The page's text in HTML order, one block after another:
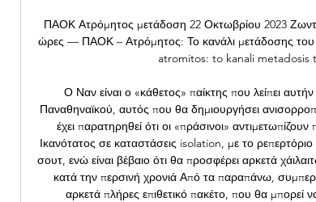
ΠΑΟΚ Ατρόμητος μετάδοση 22 Οκτωβρίου 2023
ώρες — ΠΑΟΚ – Ατρόμητος: Το κανάλι μετάδοσης του
atromitos: to kanali metadosis
Ο Ναν είναι ο «κάθετος» παίκτης που λείπει
Παναθηναϊκού, αυτός που θα δημιουργήσει
έχει παρατηρηθεί ότι οι «πράσινοι»
Ικανότατος σε καταστάσεις isolation, με το
σουτ, ενώ είναι βέβαιο ότι θα προσφέρει αρκετά
κατά την περσινή χρονιά Από τα παραπάνω,
αρκετά πλήρες επιθετικό πακέτο, που θα μπορεί